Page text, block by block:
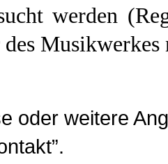
werden
des
oder weitere